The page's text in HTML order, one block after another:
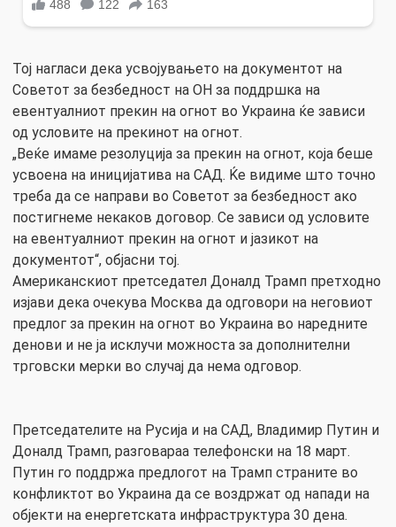
Тој нагласи дека усвојувањето на документот на
Советот за безбедност на ОН за поддршка на
евентуалниот прекин на огнот во Украина ќе зависи
од условите на прекинот на огнот.
„Веќе имаме резолуција за прекин на огнот, која беше
усвоена на иницијатива на САД. Ќе видиме што точно
треба да се направи во Советот за безбедност ако
постигнеме некаков договор. Се зависи од условите
на евентуалниот прекин на огнот и јазикот на
документот“, објасни тој.
Американскиот претседател Доналд Трамп претходно
изјави дека очекува Москва да одговори на неговиот
предлог за прекин на огнот во Украина во наредните
денови и не ја исклучи можноста за дополнителни
трговски мерки во случај да нема одговор.
Претседателите на Русија и на САД, Владимир Путин и
Доналд Трамп, разговараа телефонски на 18 март.
Путин го поддржа предлогот на Трамп страните во
конфликтот во Украина да се воздржат од напади на
објекти на енергетската инфраструктура 30 дена.